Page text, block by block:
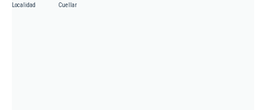
Localidad Cuellar